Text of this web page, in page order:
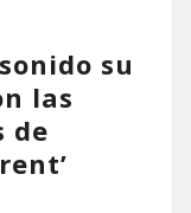
su
las
de